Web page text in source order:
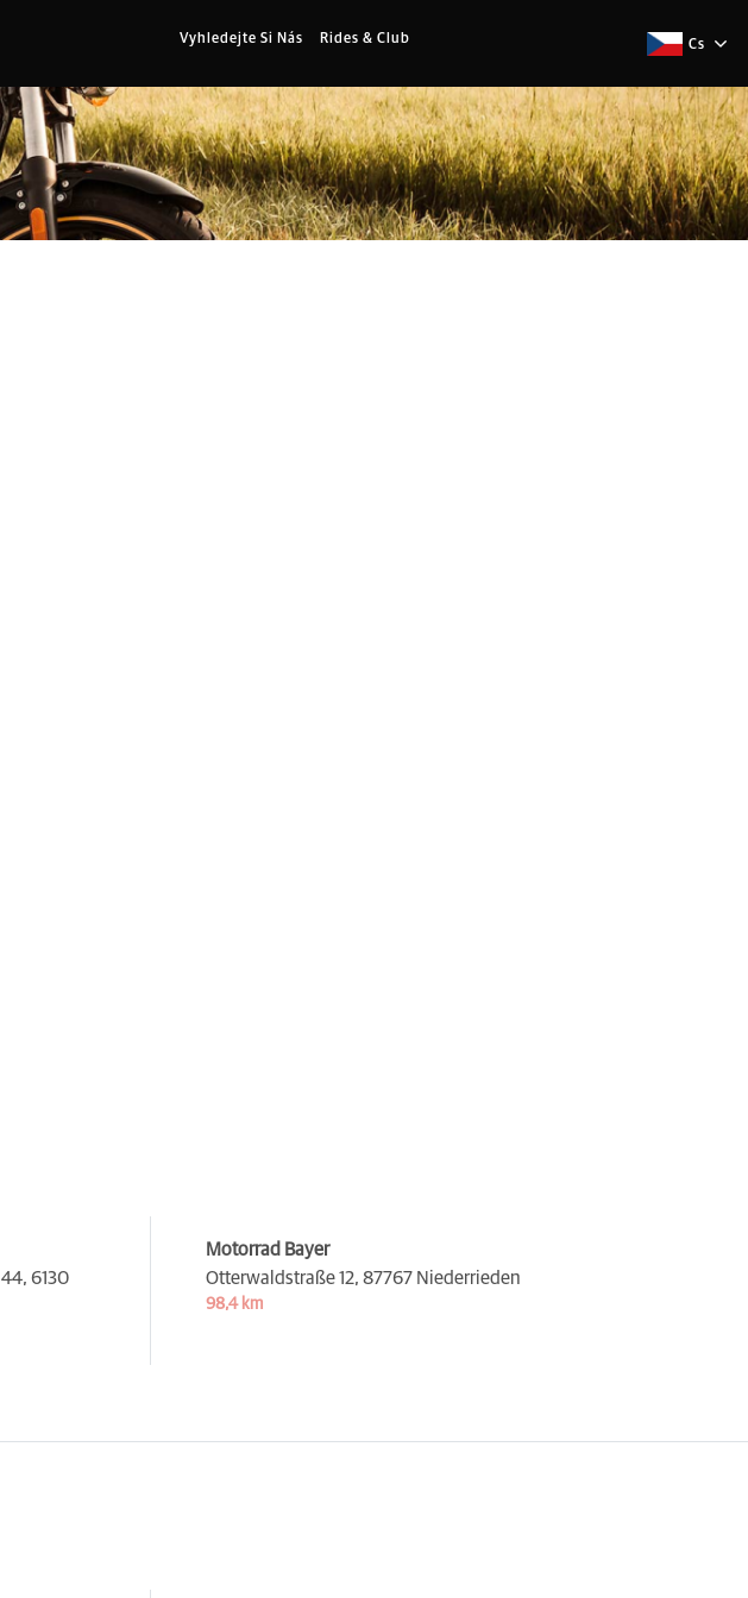
Vyhledejte Si Nás Rides & Club Cs
6130
Motorrad Bayer
Otterwaldstraße 12, 87767 Niederrieden
98,4 km